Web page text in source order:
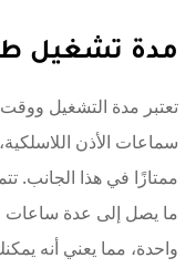
مدة تشغيل
تعتبر مدة التشغيل
ممتازًا في هذا الجانب.
ما يصل إلى عدة ساعات
واحدة، مما يعني أنه